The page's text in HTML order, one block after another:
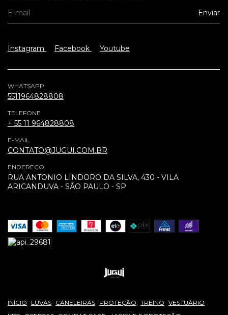
Instagram Facebook Youtube
WHATSAPP
5511964828808
TELEFONE
+ 55 11 964828808
E-MAIL
CONTATO@JUGUI.COM.BR
ENDEREÇO
RUA ANTONIO LINDORO DA SILVA, 430 - VILA
ARICANDUVA - SÃO PAULO - SP
INÍCIO LUVAS CANELEIRAS PROTEÇÃO TREINO VESTUÁRIO